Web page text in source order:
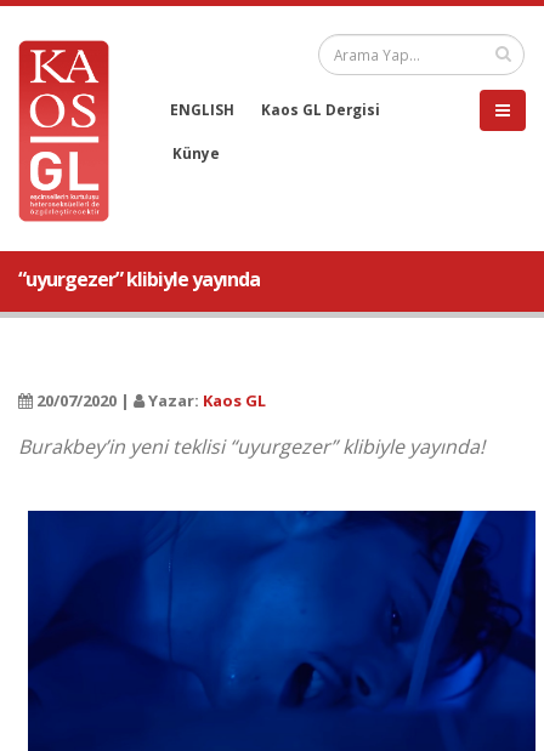
ENGLISH Kaos GL Dergisi
Künye
“uyurgezer” klibiyle yayında
20/07/2020 | Yazar: Kaos GL
Burakbey’in yeni teklisi “uyurgezer” klibiyle yayında!